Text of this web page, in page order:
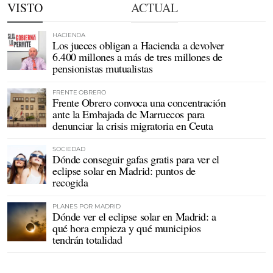
VISTO ACTUAL
HACIENDA
Los jueces obligan a Hacienda a devolver
6.400 millones a más de tres millones de
pensionistas mutualistas
FRENTE OBRERO
Frente Obrero convoca una concentración
ante la Embajada de Marruecos para
denunciar la crisis migratoria en Ceuta
SOCIEDAD
Dónde conseguir gafas gratis para ver el
eclipse solar en Madrid: puntos de
recogida
PLANES POR MADRID
Dónde ver el eclipse solar en Madrid: a
qué hora empieza y qué municipios
tendrán totalidad